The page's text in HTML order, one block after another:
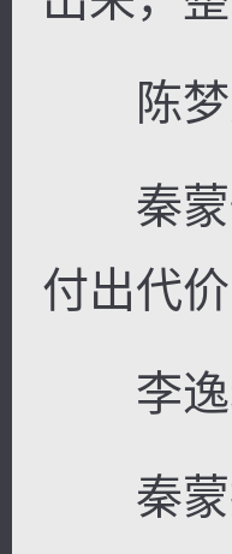
陈梦
秦蒙也
付出代
李逸粗
秦蒙摇